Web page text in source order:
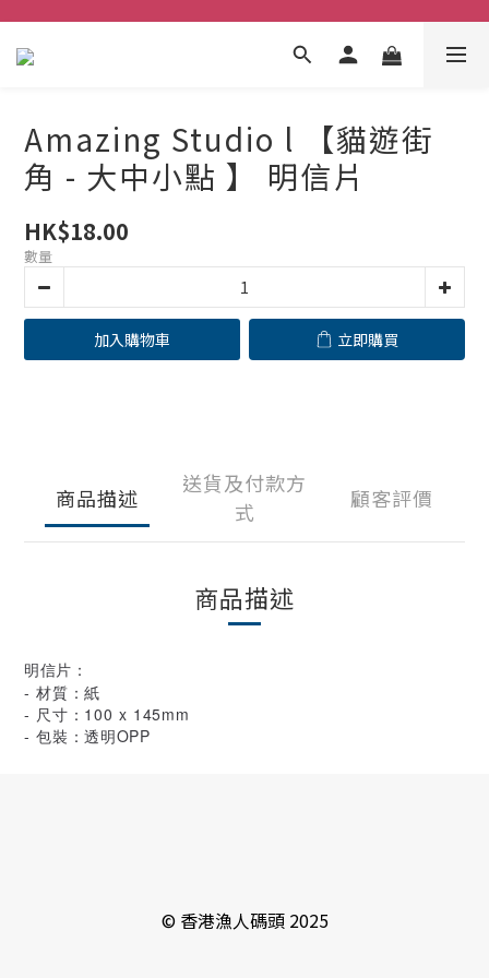
Amazing Studio l 【貓遊街
角 - 大中小點 】 明信片
HK$18.00
數量
加入購物車 立即購買
商品描述
送貨及付款方
式
顧客評價
商品描述
明信片：
- 材質：紙
- 尺寸：100 x 145mm
- 包裝：透明OPP
© 香港漁人碼頭 2025